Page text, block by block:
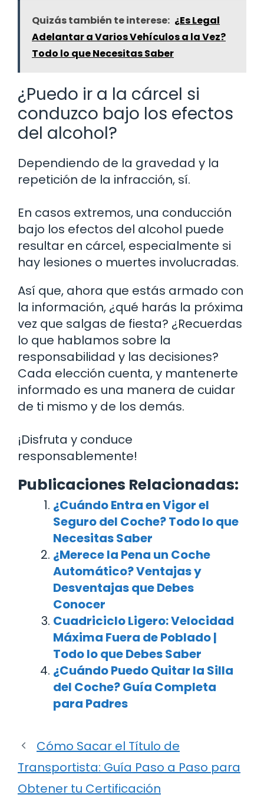
Quizás también te interese: ¿Es Legal
Adelantar a Varios Vehículos a la Vez?
Todo lo que Necesitas Saber
¿Puedo ir a la cárcel si
conduzco bajo los efectos
del alcohol?
Dependiendo de la gravedad y la
repetición de la infracción, sí.
En casos extremos, una conducción
bajo los efectos del alcohol puede
resultar en cárcel, especialmente si
hay lesiones o muertes involucradas.
Así que, ahora que estás armado con
la información, ¿qué harás la próxima
vez que salgas de fiesta? ¿Recuerdas
lo que hablamos sobre la
responsabilidad y las decisiones?
Cada elección cuenta, y mantenerte
informado es una manera de cuidar
de ti mismo y de los demás.
¡Disfruta y conduce
responsablemente!
Publicaciones Relacionadas:
¿Cuándo Entra en Vigor el
Seguro del Coche? Todo lo que
Necesitas Saber
¿Merece la Pena un Coche
Automático? Ventajas y
Desventajas que Debes
Conocer
Cuadriciclo Ligero: Velocidad
Máxima Fuera de Poblado |
Todo lo que Debes Saber
¿Cuándo Puedo Quitar la Silla
del Coche? Guía Completa
para Padres
Cómo Sacar el Título de
Transportista: Guía Paso a Paso para
Obtener tu Certificación